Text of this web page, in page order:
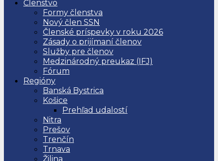
Členstvo
Formy členstva
Nový člen SSN
Členské príspevky v roku 2026
Zásady o prijímaní členov
Služby pre členov
Medzinárodný preukaz (IFJ)
Fórum
Regióny
Banská Bystrica
Košice
Prehľad udalostí
Nitra
Prešov
Trenčín
Trnava
Žilina